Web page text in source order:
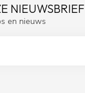
NIEUWSBRIEF
en nieuws